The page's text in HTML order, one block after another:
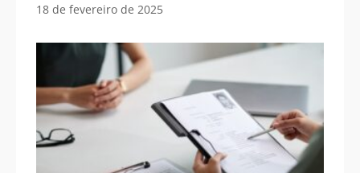
18 de fevereiro de 2025